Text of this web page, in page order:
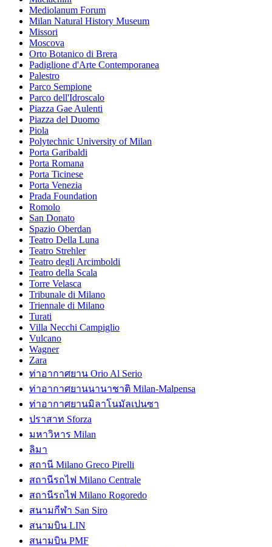
Mediolanum Forum
Milan Natural History Museum
Missori
Moscova
Orto Botanico di Brera
Padiglione d'Arte Contemporanea
Palestro
Parco Sempione
Parco dell'Idroscalo
Piazza Gae Aulenti
Piazza del Duomo
Piola
Polytechnic University of Milan
Porta Garibaldi
Porta Romana
Porta Ticinese
Porta Venezia
Prada Foundation
Romolo
San Donato
Spazio Oberdan
Teatro Della Luna
Teatro Strehler
Teatro degli Arcimboldi
Teatro della Scala
Torre Velasca
Tribunale di Milano
Triennale di Milano
Turati
Villa Necchi Campiglio
Vulcano
Wagner
Zara
ท่าอากาศยาน Orio Al Serio
ท่าอากาศยานนานาชาติ Milan-Malpensa
ท่าอากาศยานมิลาโนมัลเปนซา
ปราสาท Sforza
มหาวิหาร Milan
ลิมา
สถานี Milano Greco Pirelli
สถานีรถไฟ Milano Centrale
สถานีรถไฟ Milano Rogoredo
สนามกีฬา San Siro
สนามบิน LIN
สนามบิน PMF